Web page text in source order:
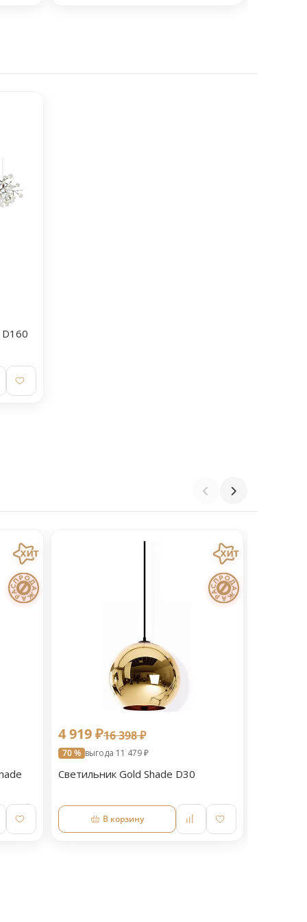
4 919 ₽16 398 ₽
70 % выгода 11 479 ₽
Светильник Gold Shade D30
В корзину